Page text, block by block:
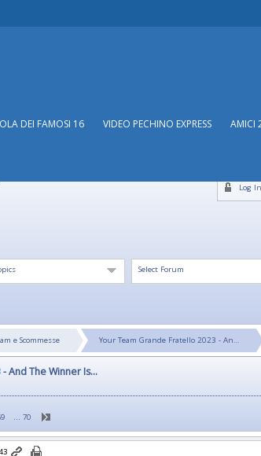
DEI FAMOSI 16 VIDEO PECHINO EXPRESS AMICI
Log In
Select Forum
e Scommesse Your Team Grande Fratello 2023 - An…
And The Winner Is...
… 70